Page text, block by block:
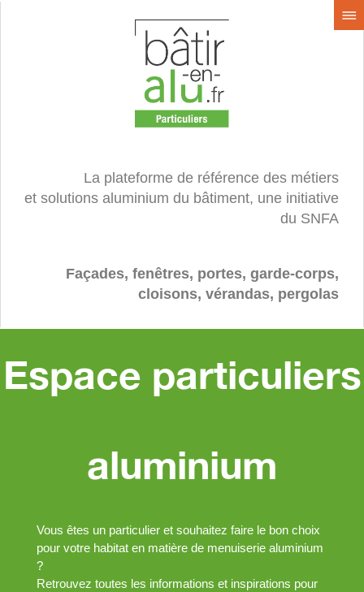
La plateforme de référence des métiers
et solutions aluminium du bâtiment, une initiative
du SNFA
Façades, fenêtres, portes, garde-corps,
cloisons, vérandas, pergolas
Espace particuliers
aluminium
Vous êtes un particulier et souhaitez faire le bon choix
pour votre habitat en matière de menuiserie aluminium
?
Retrouvez toutes les informations et inspirations pour